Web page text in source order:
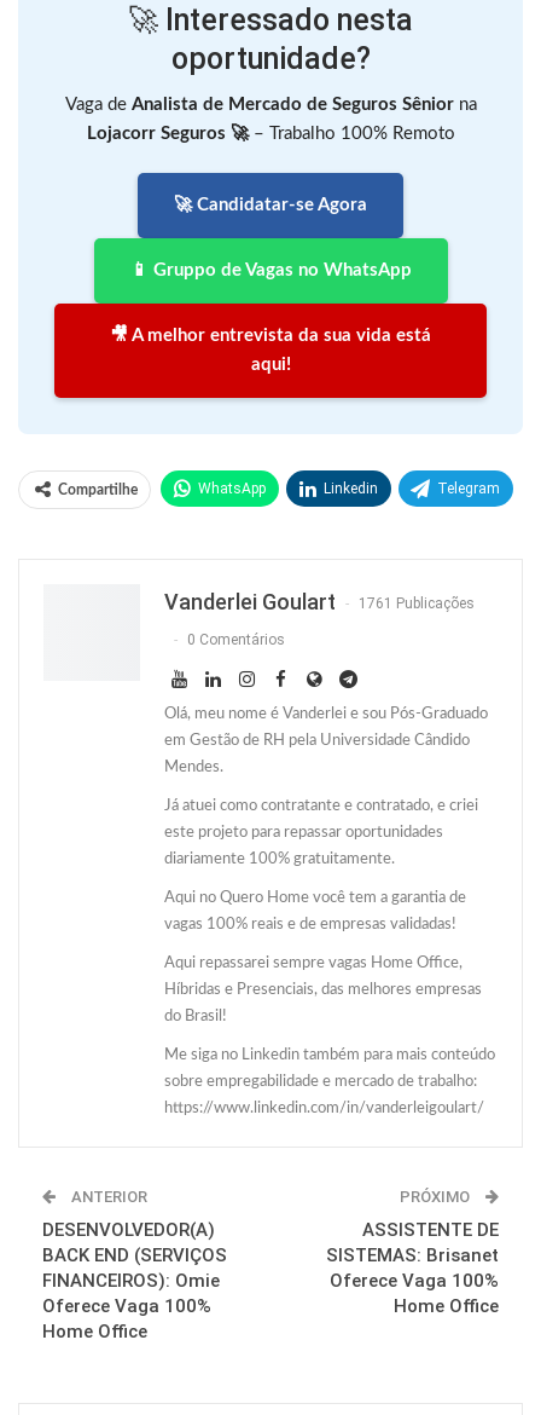
🚀 Interessado nesta
oportunidade?
Vaga de Analista de Mercado de Seguros Sêniorna
Lojacorr Seguros 🚀– Trabalho 100% Remoto
🚀 Candidatar-se Agora
📱 Gruppo de Vagas no WhatsApp
🎥 A melhor entrevista da sua vida está
aqui!
Compartilhe WhatsApp Linkedin Telegram
Vanderlei Goulart 1761 Publicações
0 Comentários
Olá, meu nome é Vanderlei e sou Pós-Graduado
em Gestão de RH pela Universidade Cândido
Mendes.
Já atuei como contratante e contratado, e criei
este projeto para repassar oportunidades
diariamente 100% gratuitamente.
Aqui no Quero Home você tem a garantia de
vagas 100% reais e de empresas validadas!
Aqui repassarei sempre vagas Home Office,
Híbridas e Presenciais, das melhores empresas
do Brasil!
Me siga no Linkedin também para mais conteúdo
sobre empregabilidade e mercado de trabalho:
https://www.linkedin.com/in/vanderleigoulart/
ANTERIOR
DESENVOLVEDOR(A)
BACK END (SERVIÇOS
FINANCEIROS): Omie
Oferece Vaga 100%
Home Office
PRÓXIMO
ASSISTENTE DE
SISTEMAS: Brisanet
Oferece Vaga 100%
Home Office